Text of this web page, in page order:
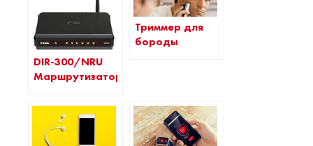
DIR-300/NRU
Маршрутизатор
Триммер для
бороды